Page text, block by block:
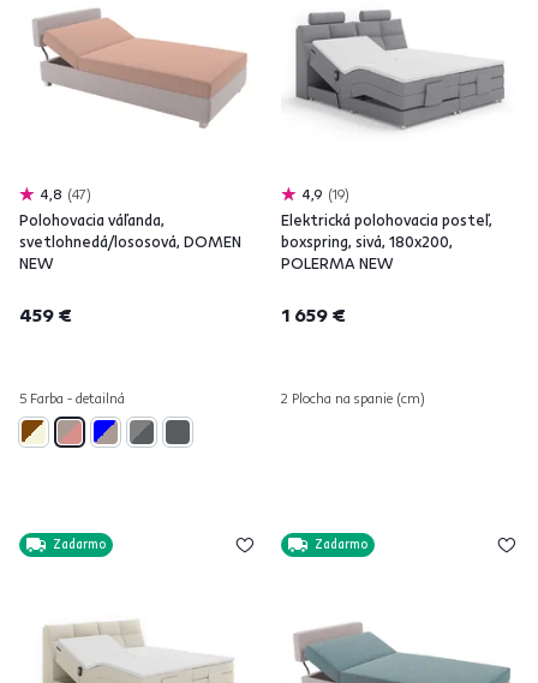
4,8 47
Polohovacia váľanda,
svetlohnedá/lososová, DOMEN
NEW
459 €
5 Farba - detailná
4,9 19
Elektrická polohovacia posteľ,
boxspring, sivá, 180x200,
POLERMA NEW
1 659 €
2 Plocha na spanie (cm)
Zadarmo Zadarmo